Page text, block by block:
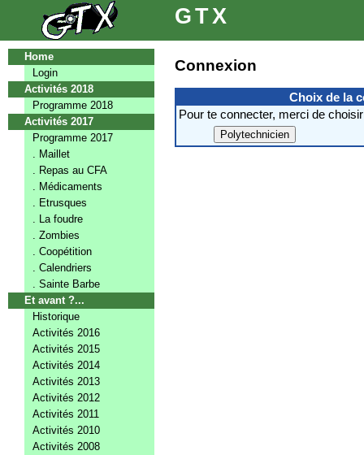
GTX
Home
Login
Activités 2018
Programme 2018
Activités 2017
Programme 2017
. Maillet
. Repas au CFA
. Médicaments
. Etrusques
. La foudre
. Zombies
. Coopétition
. Calendriers
. Sainte Barbe
Et avant ?...
Historique
Activités 2016
Activités 2015
Activités 2014
Activités 2013
Activités 2012
Activités 2011
Activités 2010
Activités 2008
Connexion
Choix de la
Pour te connecter, merci de